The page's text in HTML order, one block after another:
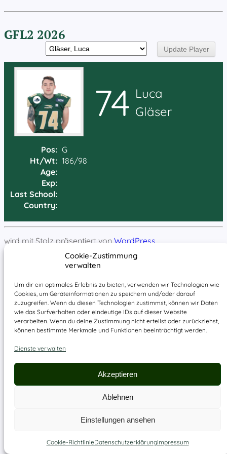
Cookie-Zustimmung
verwalten
Um dir ein optimales Erlebnis zu bieten, verwenden wir Technologien wie
Cookies, um Geräteinformationen zu speichern und/oder darauf
zuzugreifen. Wenn du diesen Technologien zustimmst, können wir Daten
wie das Surfverhalten oder eindeutige IDs auf dieser Website
verarbeiten. Wenn du deine Zustimmung nicht erteilst oder zurückziehst,
können bestimmte Merkmale und Funktionen beeinträchtigt werden.
Dienste verwalten
Akzeptieren
Ablehnen
Einstellungen ansehen
Cookie-RichtlinieDatenschutzerklärungImpressum
GFL2 2026
74 Luca
Gläser
Pos: G
Ht/Wt: 186/98
Age:
Exp:
Last School:
Country:
wird mit Stolz präsentiert von WordPress